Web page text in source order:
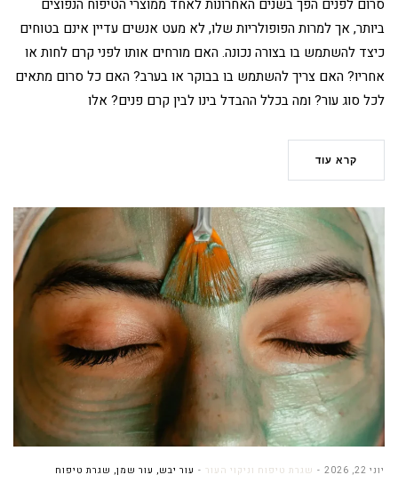
סרום לפנים הפך בשנים האחרונות לאחד ממוצרי הטיפוח הנפוצים
ביותר, אך למרות הפופולריות שלו, לא מעט אנשים עדיין אינם בטוחים
כיצד להשתמש בו בצורה נכונה. האם מורחים אותו לפני קרם לחות או
אחריו? האם צריך להשתמש בו בבוקר או בערב? האם כל סרום מתאים
לכל סוג עור? ומה בכלל ההבדל בינו לבין קרם פנים? אלו
קרא עוד
יוני 22, 2026 שגרת טיפוח וניקוי העור עור יבש, עור שמן, שגרת טיפוח